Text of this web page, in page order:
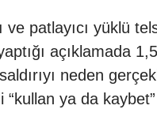
patlayıcı yüklü
açıklamada
neden
ya da